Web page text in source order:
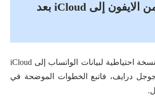
للواتساب من الايفون إلى iCloud بعد
إذا كنت تريد عمل نسخة احتياطية لبيانات الواتساب إلى iCloud
جوجل درايف، فاتبع الخطوات الموضحة في